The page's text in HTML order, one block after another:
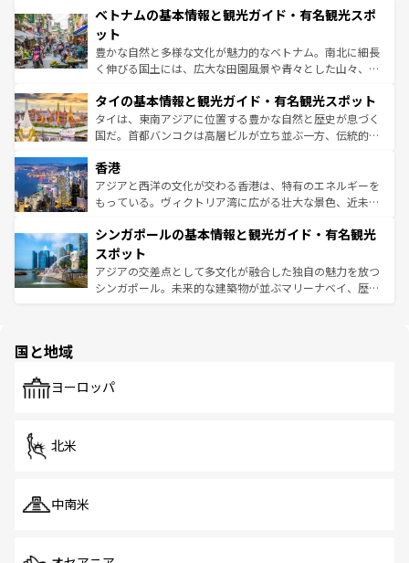
参照してほしい。
容にもいいと評判のスイーツなど、バラエティ豊かな料理
照してほしい。
き、地方に足を延ばせば四季折々の自然美を楽しむことが
できる。そして、キムチや焼肉、絶品のストリートフード
まで、さまざまな韓国料理が待っている。夜には、韓国な
らではのナイトライフも堪能できる。あたたかいホスピタ
わってみてほしい。 なお、新着の韓国情報はコンテンツ一
覧 を参照してほしい。
ベトナムの基本情報と観光ガイド・有名観光スポ
ット
豊かな自然と多様な文化が魅力的なベトナム。南北に細長
く伸びる国土には、広大な田園風景や青々とした山々、世
急速な発展と共に伝統が息づく。ハノイの古い町並みやホ
ーチミン市のフランス統治時代の建物も、独特の雰囲気を
醸し出している。また、バラエティの豊かさとおいしさで
とつ。フォーやバインミー、ベトナムコーヒーなどは、ぜ
ひ現地で味わいたい。どの地域を訪れてもあたたかい人々
が旅行者を迎えてくれるので、きっと忘れられない旅にな
参照してほしい。
タイの基本情報と観光ガイド・有名観光スポット
タイは、東南アジアに位置する豊かな自然と歴史が息づく
国だ。首都バンコクは高層ビルが立ち並ぶ一方、伝統的な
の活気が交差している。北部ではチェンマイなどの山岳地
帯で自然と触れ合い、南部ではプーケットやクラビの美し
いビーチでリゾート気分を楽しむことができる。タイ料理
激する。気候は一年中温暖で、どの季節にも異なる楽しみ
が待っている。親しみやすいタイの人々、仏教を中心とし
た文化、そして多様な観光資源が、訪れる旅人を魅了し続
ける。 なお、新着のタイ情報はコンテンツ一覧を参照して
香港
アジアと西洋の文化が交わる香港は、特有のエネルギーを
もっている。ヴィクトリア湾に広がる壮大な景色、近未来
み、どこを訪れても感動するはず。観光スポットが密集し
ており、効率よく見どころを回れるのも魅力。息をのむよ
うな絶景から文化的な体験まで、香港を存分に楽しみ尽く
そう。 なお、新着の香港情報はコンテンツ一覧を参照して
シンガポールの基本情報と観光ガイド・有名観光
スポット
アジアの交差点として多文化が融合した独自の魅力を放つ
シンガポール。未来的な建築物が並ぶマリーナベイ、歴史
で、ホーカーズは地元の風情を楽しめる外せないスポット
国と地域
ヨーロッパ
北米
中南米